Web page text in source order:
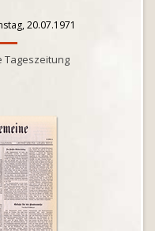
20.07.1971
Tageszeitung